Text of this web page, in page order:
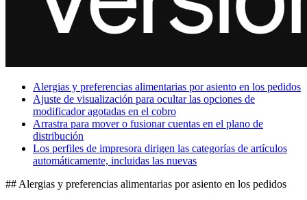
Vista general
Panaderías
Restaurantes
Bares y cervecerías
Descubrir
Vista general
Alergias y preferencias alimentarias por asiento en los pedidos
Ajuste de visualización para ocultar las opciones de
modificador agotadas en el cobro
Arrastra para mover o fusionar cuentas en el plano de
distribución
Los perfiles de impresora dirigen las categorías de artículos
automáticamente, incluidas las nuevas
## Alergias y preferencias alimentarias por asiento en los pedidos